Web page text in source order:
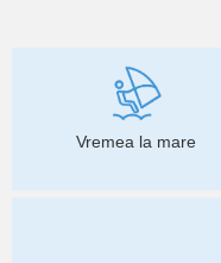
Vremea la mare